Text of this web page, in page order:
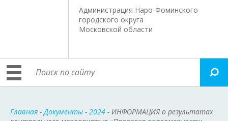
Администрация Наро-Фоминского
городского округа
Московской области
Главная -Документы - 2024 - ИНФОРМАЦИЯ о результатах